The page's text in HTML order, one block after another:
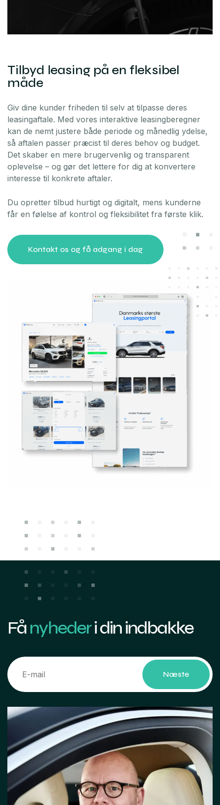
Tilbyd leasing på en fleksibel
måde
Giv dine kunder friheden til selv at tilpasse deres
leasingaftale. Med vores interaktive leasingberegner
kan de nemt justere både periode og månedlig ydelse,
så aftalen passer præcist til deres behov og budget.
Det skaber en mere brugervenlig og transparent
oplevelse – og gør det lettere for dig at konvertere
interesse til konkrete aftaler.
Du opretter tilbud hurtigt og digitalt, mens kunderne
får en følelse af kontrol og fleksibilitet fra første klik.
Kontakt os og få adgang i dag
Fånyhederi din indbakke
Næste